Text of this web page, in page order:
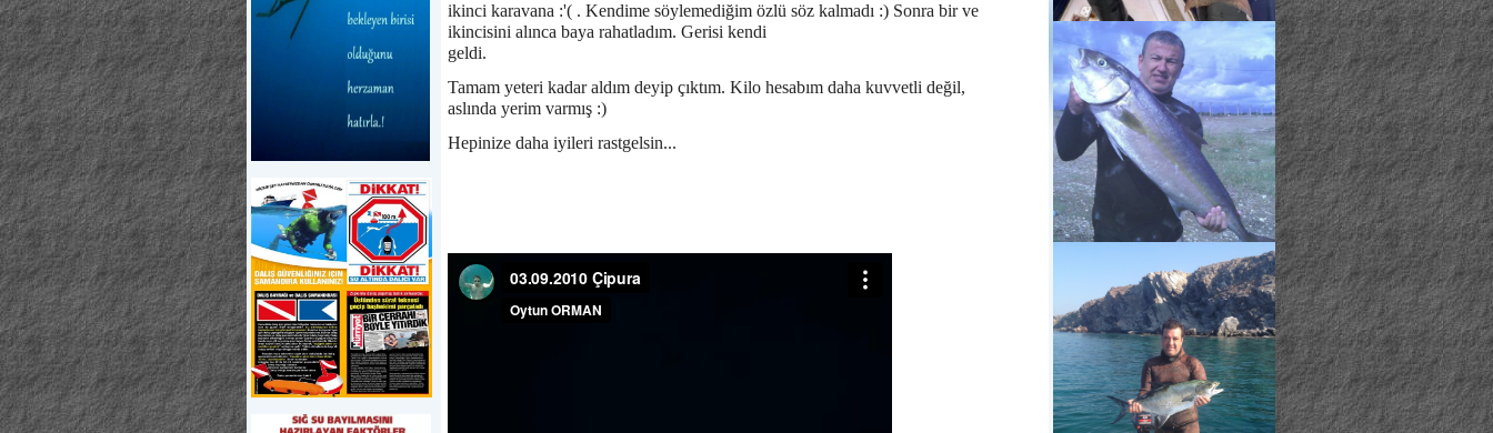
ikinci karavana :'( . Kendime söylemediğim özlü söz kalmadı :) Sonra bir ve
ikincisini alınca baya rahatladım. Gerisi kendi
geldi.
Tamam yeteri kadar aldım deyip çıktım. Kilo hesabım daha kuvvetli değil,
aslında yerim varmış :)
Hepinize daha iyileri rastgelsin...